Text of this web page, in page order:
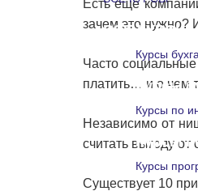
ВСЕ КУРСЫ
Курсы
Курсы
Курсы по
Курсы
Курсы
Есть еще
зачем это нужно?
Часто
платить… и о чем
Независимо от
считать выгоду
Существует 10